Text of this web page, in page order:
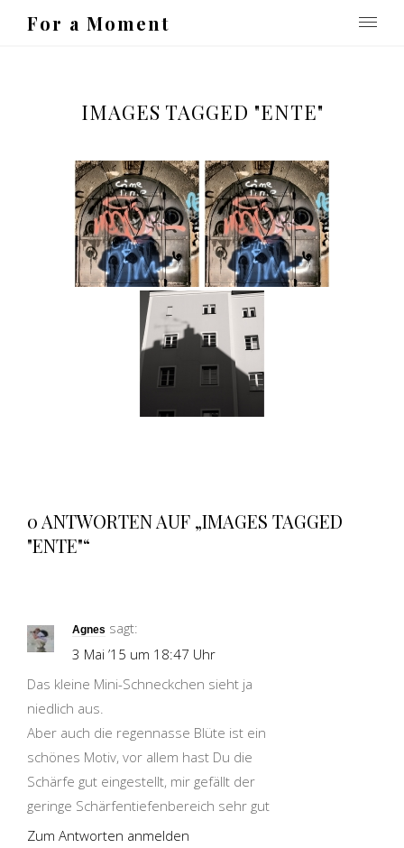
For a Moment
IMAGES TAGGED "ENTE"
0 ANTWORTEN AUF „IMAGES TAGGED
"ENTE"“
Agnes sagt:
3 Mai ’15 um 18:47 Uhr
Das kleine Mini-Schneckchen sieht ja
niedlich aus.
Aber auch die regennasse Blüte ist ein
schönes Motiv, vor allem hast Du die
Schärfe gut eingestellt, mir gefällt der
geringe Schärfentiefenbereich sehr gut
Zum Antworten anmelden